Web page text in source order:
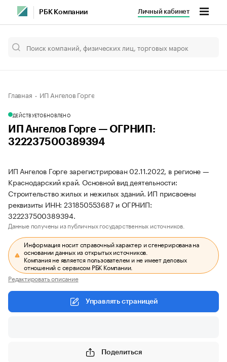
РБК Компании Личный кабинет
Главная ИП Ангелов Горге
ДЕЙСТВУЕТОБНОВЛЕНО
ИП Ангелов Горге — ОГРНИП:
322237500389394
ИП Ангелов Горге зарегистрирован 02.11.2022, в регионе —
Краснодарский край. Основной вид деятельности:
Строительство жилых и нежилых зданий. ИП присвоены
реквизиты ИНН: 231850553687 и ОГРНИП:
322237500389394.
Данные получены из публичных государственных источников.
Информация носит справочный характер и сгенерирована на
основании данных из открытых источников.
Компания не является пользователем и не имеет деловых
отношений с сервисом РБК Компании.
Редактировать описание
Управлять страницей
Поделиться